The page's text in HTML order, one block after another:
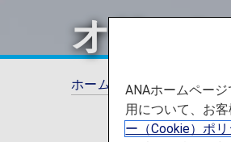
オリエ
ホーム 旅の計画とご
ANAホームペー
用について、お
ー（Cookie）ポ